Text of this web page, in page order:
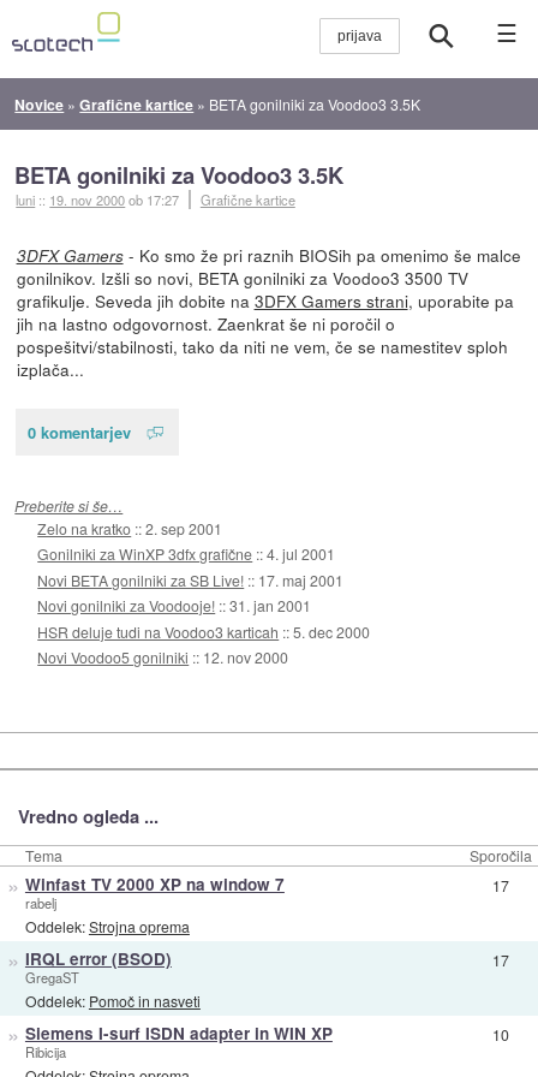
☰
Novice »Grafične kartice » BETA gonilniki za Voodoo3 3.5K
BETA gonilniki za Voodoo3 3.5K
luni :: 19. nov 2000ob 17:27 Grafične kartice
3DFX Gamers- Ko smo že pri raznih BIOSih pa omenimo še malce
gonilnikov. Izšli so novi, BETA gonilniki za Voodoo3 3500 TV
grafikulje. Seveda jih dobite na 3DFX Gamers strani, uporabite pa
jih na lastno odgovornost. Zaenkrat še ni poročil o
pospešitvi/stabilnosti, tako da niti ne vem, če se namestitev sploh
izplača...
0 komentarjev
Preberite si še…
Zelo na kratko ::2. sep 2001
Gonilniki za WinXP 3dfx grafične ::4. jul 2001
Novi BETA gonilniki za SB Live! :: 17. maj 2001
Novi gonilniki za Voodooje! ::31. jan 2001
HSR deluje tudi na Voodoo3 karticah ::5. dec 2000
Novi Voodoo5 gonilniki :: 12. nov 2000
Vredno ogleda ...
Tema Sporočila
» Winfast TV 2000 XP na window 7
rabelj
Oddelek:Strojna oprema
17
» IRQL error (BSOD)
GregaST
Oddelek: Pomoč in nasveti
17
» Siemens I-surf ISDN adapter in WIN XP
Ribicija
10